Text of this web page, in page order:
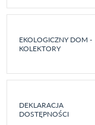
EKOLOGICZNY DOM -
KOLEKTORY
DEKLARACJA
DOSTĘPNOŚCI